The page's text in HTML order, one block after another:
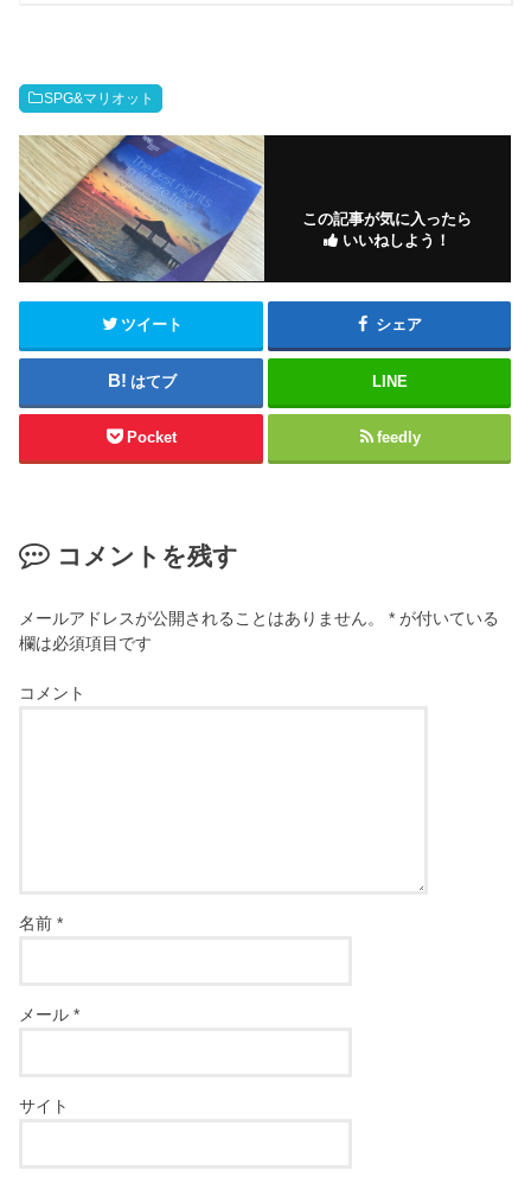
SPG&マリオット
この記事が気に入ったら
いいねしよう！
ツイート シェア
はてブ LINE
Pocket feedly
コメントを残す
メールアドレスが公開されることはありません。 * が付いている
欄は必須項目です
コメント
名前*
メール*
サイト